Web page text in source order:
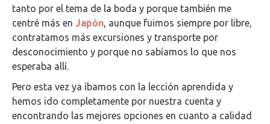
tanto por el tema de la boda y porque también me
centré más en Japón, aunque fuimos siempre por libre,
contratamos más excursiones y transporte por
desconocimiento y porque no sabíamos lo que nos
esperaba allí.
Pero esta vez ya íbamos con la lección aprendida y
hemos ido completamente por nuestra cuenta y
encontrando las mejores opciones en cuanto a calidad